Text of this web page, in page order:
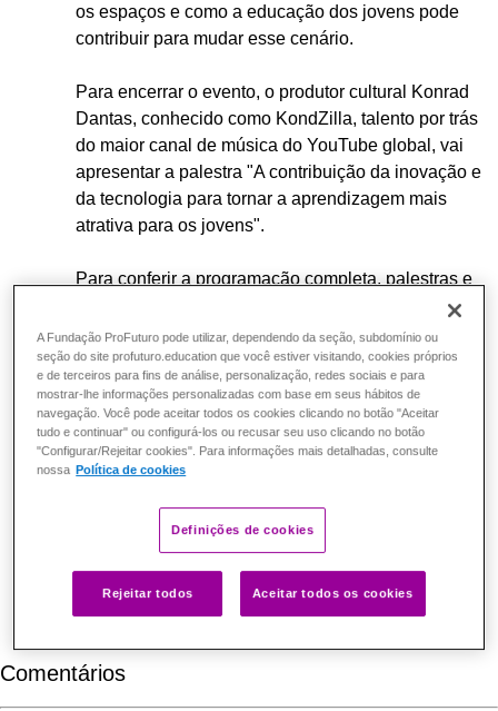
os espaços e como a educação dos jovens pode
contribuir para mudar esse cenário.
Para encerrar o evento, o produtor cultural Konrad
Dantas, conhecido como KondZilla, talento por trás
do maior canal de música do YouTube global, vai
apresentar a palestra "A contribuição da inovação e
da tecnologia para tornar a aprendizagem mais
atrativa para os jovens".
Para conferir a programação completa, palestras e
Gostou? Então não perca
tempo e faça a sua inscrição gratuita para participar
aqui.
Ver Curso
Comentários
A Fundação ProFuturo pode utilizar, dependendo da seção, subdomínio ou
seção do site profuturo.education que você estiver visitando, cookies próprios
e de terceiros para fins de análise, personalização, redes sociais e para
mostrar-lhe informações personalizadas com base em seus hábitos de
navegação. Você pode aceitar todos os cookies clicando no botão "Aceitar
tudo e continuar" ou configurá-los ou recusar seu uso clicando no botão
"Configurar/Rejeitar cookies". Para informações mais detalhadas, consulte
nossa Política de cookies
Definições de cookies
Rejeitar todos Aceitar todos os cookies